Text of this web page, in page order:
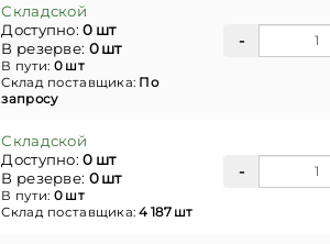
Складской
Доступно:0 шт
В резерве: 0 шт
В пути: 0 шт
Склад поставщика: По
запросу
Складской
Доступно:0 шт
В резерве: 0 шт
В пути: 0 шт
Склад поставщика:4 187 шт